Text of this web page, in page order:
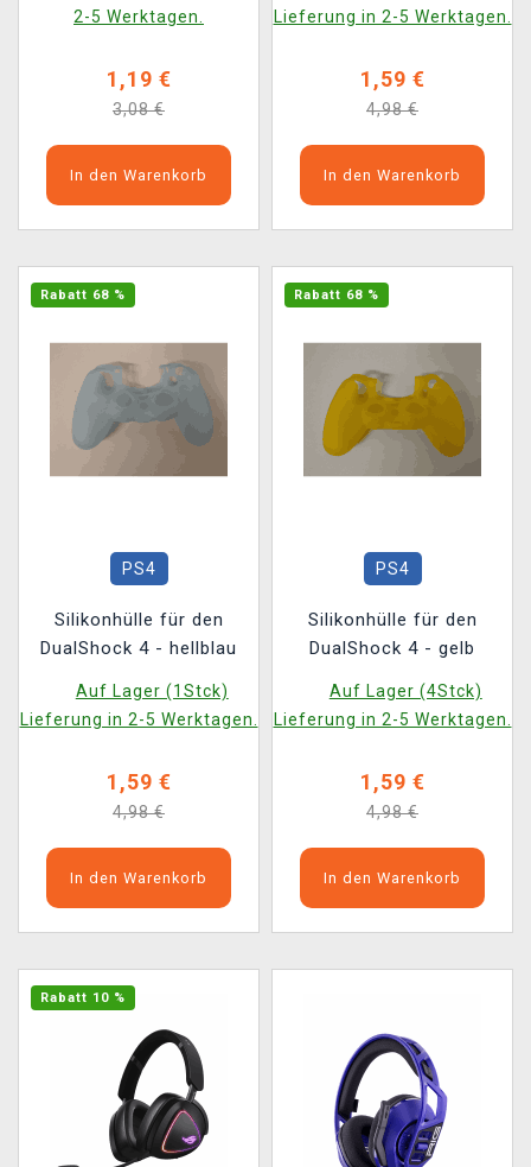
2-5 Werktagen.
1,19 €
3,08 €
In den Warenkorb
Lieferung in 2-5 Werktagen.
1,59 €
4,98 €
In den Warenkorb
Rabatt 68 %
PS4
Silikonhülle für den
DualShock 4 - hellblau
Auf Lager (1Stck)
Lieferung in 2-5 Werktagen.
1,59 €
4,98 €
In den Warenkorb
Rabatt 68 %
PS4
Silikonhülle für den
DualShock 4 - gelb
Auf Lager (4Stck)
Lieferung in 2-5 Werktagen.
1,59 €
4,98 €
In den Warenkorb
Rabatt 10 %